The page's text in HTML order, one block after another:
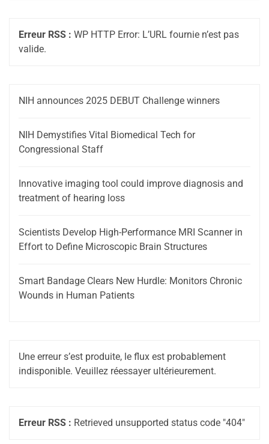
Erreur RSS : WP HTTP Error: L’URL fournie n’est pas
valide.
NIH announces 2025 DEBUT Challenge winners
NIH Demystifies Vital Biomedical Tech for
Congressional Staff
Innovative imaging tool could improve diagnosis and
treatment of hearing loss
Scientists Develop High-Performance MRI Scanner in
Effort to Define Microscopic Brain Structures
Smart Bandage Clears New Hurdle: Monitors Chronic
Wounds in Human Patients
Une erreur s’est produite, le flux est probablement
indisponible. Veuillez réessayer ultérieurement.
Erreur RSS : Retrieved unsupported status code "404"